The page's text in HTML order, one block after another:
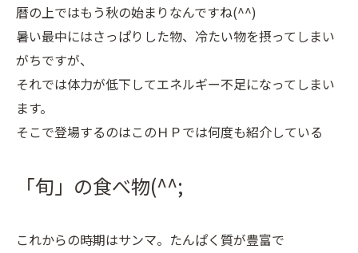
暦の上ではもう秋の始まりなんですね(^^)
暑い最中にはさっぱりした物、冷たい物を摂ってしまい
がちですが、
それでは体力が低下してエネルギー不足になってしまい
ます。
そこで登場するのはこのＨＰでは何度も紹介している
「旬」の食べ物(^^;
これからの時期はサンマ。たんぱく質が豊富で